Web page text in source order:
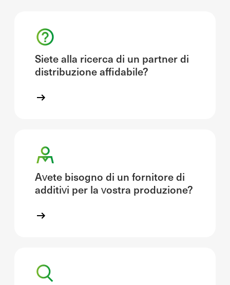
Siete alla ricerca di un partner di
distribuzione affidabile?
Avete bisogno di un fornitore di
additivi per la vostra produzione?